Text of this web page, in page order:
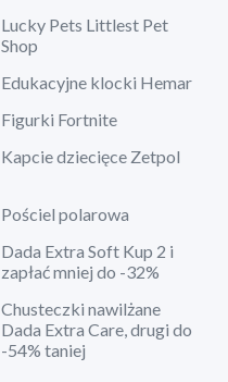
Lucky Pets Littlest Pet
Shop
Edukacyjne klocki Hemar
Figurki Fortnite
Kapcie dziecięce Zetpol
Pościel polarowa
Dada Extra Soft Kup 2 i
zapłać mniej do -32%
Chusteczki nawilżane
Dada Extra Care, drugi do
-54% taniej